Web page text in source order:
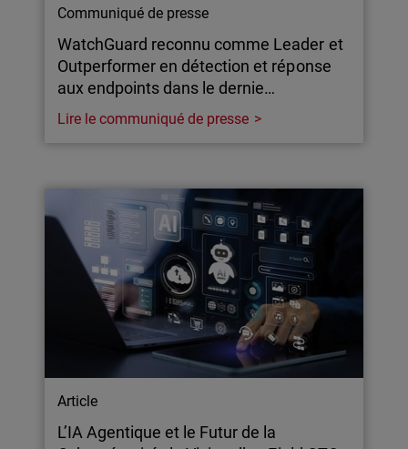
Communiqué de presse
WatchGuard reconnu comme Leader et
Outperformer en détection et réponse
aux endpoints dans le dernie…
Lire le communiqué de presse
Article
L’IA Agentique et le Futur de la